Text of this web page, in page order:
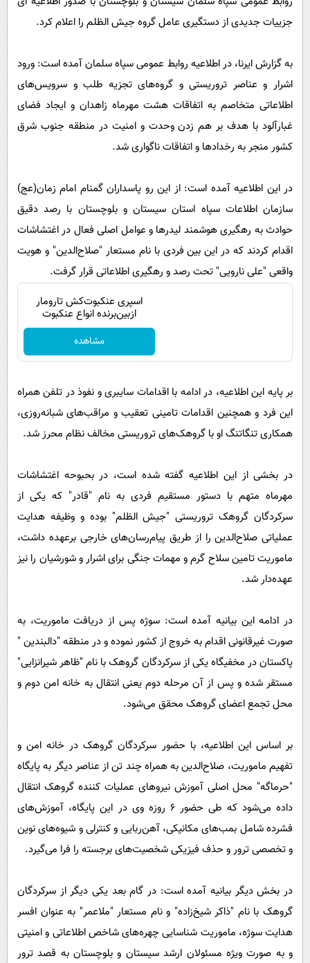
سرگرمی
حوادث
محیط زیست
بین الملل
اجتماعی
حیات وحش
پیامک
روانشناسی
دانلود
جزییات جدیدی از دستگیری عامل گروه جیش الظلم را اعلام کرد.
به گزارش ایرنا، در اطلاعیه روابط عمومی سپاه سلمان آمده است: ورود
اشرار و عناصر تروریستی و گروه‌های تجزیه طلب و سرویس‌های
اطلاعاتی متخاصم به اتفاقات هشت مهرماه زاهدان و ایجاد فضای
غبارآلود با هدف بر هم زدن وحدت و امنیت در منطقه جنوب شرق
کشور منجر به رخدادها و اتفاقات ناگواری شد.
در این اطلاعیه آمده است: از این رو پاسداران گمنام امام زمان(عج)
سازمان اطلاعات سپاه استان سیستان و بلوچستان با رصد دقیق
حوادث به رهگیری هوشمند لیدرها و عوامل اصلی فعال در اغتشاشات
اقدام کردند که در این بین فردی با نام مستعار "صلاح‌الدین" و هویت
واقعی "علی نارویی" تحت رصد و رهگیری اطلاعاتی قرار گرفت.
اسپری عنکبوت‌‌کش تارومار
ازبین‌برنده انواع عنکبوت
مشاهده
بر پایه این اطلاعیه، در ادامه با اقدامات سایبری و نفوذ در تلفن همراه
این فرد و همچنین اقدامات تامینی تعقیب و مراقب‌های شبانه‌روزی،
همکاری تنگاتنگ او با گروهک‌های تروریستی مخالف نظام محرز شد.
در بخشی از این اطلاعیه گفته شده است، در بحبوحه اغتشاشات
مهرماه متهم با دستور مستقیم فردی به نام "قادر" که یکی از
سرکردگان گروهک تروریستی "جیش الظلم" بوده و وظیفه هدایت
عملیاتی صلاح‌الدین را از طریق پیام‌رسان‌های خارجی برعهده داشت،
ماموریت تامین سلاح گرم و مهمات جنگی برای اشرار و شورشیان را نیز
عهده‌دار شد.
در ادامه این بیانیه آمده است: سوژه پس از دریافت ماموریت، به
صورت غیرقانونی اقدام به خروج از کشور نموده و در منطقه "دالبندین "
پاکستان در مخفیگاه یکی از سرکردگان گروهک با نام "ظاهر شیرانزایی"
مستقر شده و پس از آن مرحله دوم یعنی انتقال به خانه امن دوم و
محل تجمع اعضای گروهک محقق می‌شود.
بر اساس این اطلاعیه، با حضور سرکردگان گروهک در خانه امن و
تفهیم ماموریت، صلاح‌الدین به همراه چند تن از عناصر دیگر به پایگاه
"حرماگه" محل اصلی آموزش نیروهای عملیات کننده گروهک انتقال
داده می‌شود که طی حضور ۶ روزه وی در این پایگاه، آموزش‌های
فشرده شامل بمب‌های مکانیکی، آهن‌ربایی و کنترلی و شیوه‌های نوین
و تخصصی ترور و حذف فیزیکی شخصیت‌های برجسته را فرا می‌گیرد.
در بخش دیگر بیانیه آمده است: در گام بعد یکی دیگر از سرکردگان
گروهک با نام "ذاکر شیخ‌زاده" و نام مستعار "ملاعمر" به عنوان افسر
هدایت سوژه، ماموریت شناسایی چهره‌های شاخص اطلاعاتی و امنیتی
و به صورت ویژه مسئولان ارشد سیستان و بلوچستان به قصد ترور